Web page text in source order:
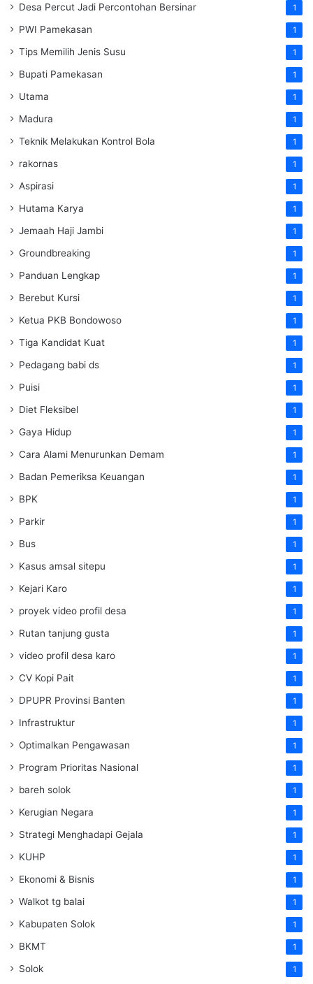
Desa Percut Jadi Percontohan Bersinar 1
PWI Pamekasan 1
Tips Memilih Jenis Susu 1
Bupati Pamekasan 1
Utama 1
Madura 1
Teknik Melakukan Kontrol Bola 1
rakornas 1
Aspirasi 1
Hutama Karya 1
Jemaah Haji Jambi 1
Groundbreaking 1
Panduan Lengkap 1
Berebut Kursi 1
Ketua PKB Bondowoso 1
Tiga Kandidat Kuat 1
Pedagang babi ds 1
Puisi 1
Diet Fleksibel 1
Gaya Hidup 1
Cara Alami Menurunkan Demam 1
Badan Pemeriksa Keuangan 1
BPK 1
Parkir 1
Bus 1
Kasus amsal sitepu 1
Kejari Karo 1
proyek video profil desa 1
Rutan tanjung gusta 1
video profil desa karo 1
CV Kopi Pait 1
DPUPR Provinsi Banten 1
Infrastruktur 1
Optimalkan Pengawasan 1
Program Prioritas Nasional 1
bareh solok 1
Kerugian Negara 1
Strategi Menghadapi Gejala 1
KUHP 1
Ekonomi & Bisnis 1
Walkot tg balai 1
Kabupaten Solok 1
BKMT 1
Solok 1